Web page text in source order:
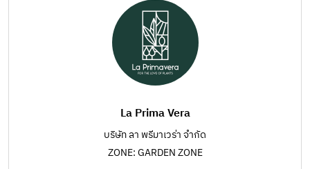
La Prima Vera
บริษัท ลา พรีมาเวร่า จำกัด
ZONE: GARDEN ZONE